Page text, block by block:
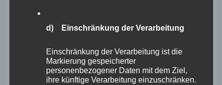
Flüchtlingsproblematik
d) Einschränkung der Verarbeitung
Einschränkung der Verarbeitung ist die
Markierung gespeicherter
personenbezogener Daten mit dem Ziel,
ihre künftige Verarbeitung einzuschränken.